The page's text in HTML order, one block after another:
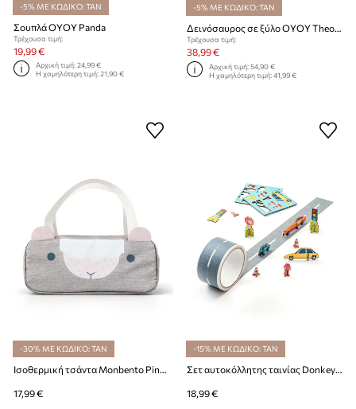
-5% ΜΕ ΚΩΔΙΚΟ: TAN
Σουπλά OYOY Panda
Τρέχουσα τιμή:
19,99 €
Αρχική τιμή:24,99 €
Η χαμηλότερη τιμή:21,90 €
-5% ΜΕ ΚΩΔΙΚΟ: TAN
Δεινόσαυρος σε ξύλο OYOY Theo Hobby Dinosaur
Τρέχουσα τιμή:
38,99 €
Αρχική τιμή:54,90 €
Η χαμηλότερη τιμή:41,99 €
-30% ΜΕ ΚΩΔΙΚΟ: TAN
Ισοθερμική τσάντα Monbento Pink Sheep Wonder
17,99 €
-15% ΜΕ ΚΩΔΙΚΟ: TAN
Σετ αυτοκόλλητης ταινίας Donkey My first Autobahn
18,99 €